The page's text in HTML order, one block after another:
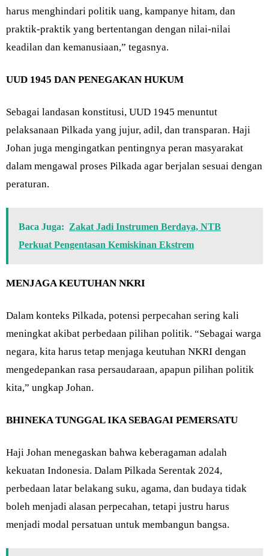
harus menghindari politik uang, kampanye hitam, dan
praktik-praktik yang bertentangan dengan nilai-nilai
keadilan dan kemanusiaan,” tegasnya.
UUD 1945 DAN PENEGAKAN HUKUM
Sebagai landasan konstitusi, UUD 1945 menuntut
pelaksanaan Pilkada yang jujur, adil, dan transparan. Haji
Johan juga mengingatkan pentingnya peran masyarakat
dalam mengawal proses Pilkada agar berjalan sesuai dengan
peraturan.
Baca Juga: Zakat Jadi Instrumen Berdaya, NTB
Perkuat Pengentasan Kemiskinan Ekstrem
MENJAGA KEUTUHAN NKRI
Dalam konteks Pilkada, potensi perpecahan sering kali
meningkat akibat perbedaan pilihan politik. “Sebagai warga
negara, kita harus tetap menjaga keutuhan NKRI dengan
mengedepankan rasa persaudaraan, apapun pilihan politik
kita,” ungkap Johan.
BHINEKA TUNGGAL IKA SEBAGAI PEMERSATU
Haji Johan menegaskan bahwa keberagaman adalah
kekuatan Indonesia. Dalam Pilkada Serentak 2024,
perbedaan latar belakang suku, agama, dan budaya tidak
boleh menjadi alasan perpecahan, tetapi justru harus
menjadi modal persatuan untuk membangun bangsa.